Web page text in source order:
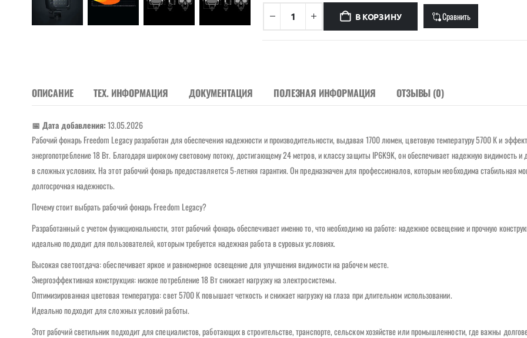
В КОРЗИНУ Сравнить
ОПИСАНИЕ ТЕХ. ИНФОРМАЦИЯ ДОКУМЕНТАЦИЯ ПОЛЕЗНАЯ ИНФОРМАЦИЯ ОТЗЫВЫ (0)
📅 Дата добавления:13.05.2026
Рабочий фонарь Freedom Legacy разработан для обеспечения надежности и производительности, выдавая 1700 люмен, цветовую температуру 5700 К и
энергопотребление 18 Вт. Благодаря широкому световому потоку, достигающему 24 метров, и классу защиты IP6K9K, он обеспечивает надежную видимость и
в сложных условиях. На этот рабочий фонарь предоставляется 5-летняя гарантия. Он предназначен для профессионалов, которым необходима стабильная
долгосрочная надежность.
Почему стоит выбрать рабочий фонарь Freedom Legacy?
Разработанный с учетом функциональности, этот рабочий фонарь обеспечивает именно то, что необходимо на работе: надежное освещение и прочную
идеально подходит для пользователей, которым требуется надежная работа в суровых условиях.
Высокая светоотдача: обеспечивает яркое и равномерное освещение для улучшения видимости на рабочем месте.
Энергоэффективная конструкция: низкое потребление 18 Вт снижает нагрузку на электросистемы.
Оптимизированная цветовая температура: свет 5700 К повышает четкость и снижает нагрузку на глаза при длительном использовании.
Идеально подходит для сложных условий работы.
Этот рабочий светильник подходит для специалистов, работающих в строительстве, транспорте, сельском хозяйстве или промышленности, где важны